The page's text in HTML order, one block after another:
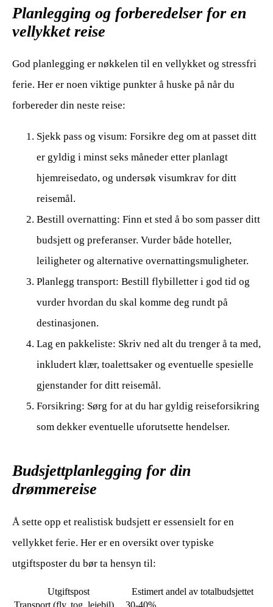
Planlegging og forberedelser for en
vellykket reise
God planlegging er nøkkelen til en vellykket og stressfri
ferie. Her er noen viktige punkter å huske på når du
forbereder din neste reise:
Sjekk pass og visum: Forsikre deg om at passet ditt
er gyldig i minst seks måneder etter planlagt
hjemreisedato, og undersøk visumkrav for ditt
reisemål.
Bestill overnatting: Finn et sted å bo som passer ditt
budsjett og preferanser. Vurder både hoteller,
leiligheter og alternative overnattingsmuligheter.
Planlegg transport: Bestill flybilletter i god tid og
vurder hvordan du skal komme deg rundt på
destinasjonen.
Lag en pakkeliste: Skriv ned alt du trenger å ta med,
inkludert klær, toalettsaker og eventuelle spesielle
gjenstander for ditt reisemål.
Forsikring: Sørg for at du har gyldig reiseforsikring
som dekker eventuelle uforutsette hendelser.
Budsjettplanlegging for din
drømmereise
Å sette opp et realistisk budsjett er essensielt for en
vellykket ferie. Her er en oversikt over typiske
utgiftsposter du bør ta hensyn til:
Utgiftspost
Estimert andel av totalbudsjettet
Transport (fly, tog, leiebil)
30-40%